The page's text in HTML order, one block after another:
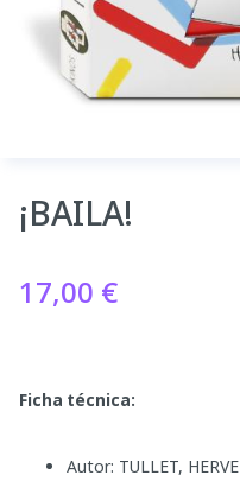
¡BAILA!
17,00 €
Ficha técnica:
Autor: TULLET, HERVE